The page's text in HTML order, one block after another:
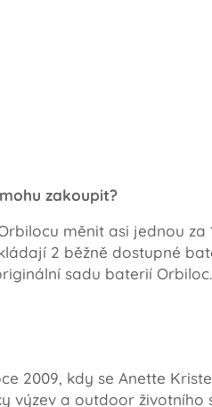
zakoupit?
měnit asi jednou za
2 běžně dostupné
sadu baterií Orbiloc.
2009, kdy se Anette
výzev a outdoor životního